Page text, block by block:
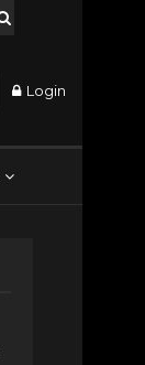
Login